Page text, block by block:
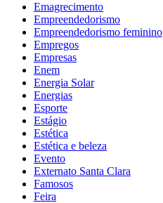
Emagrecimento
Empreendedorismo
Empreendedorismo feminino
Empregos
Empresas
Enem
Energia Solar
Energias
Esporte
Estágio
Estética
Estética e beleza
Evento
Externato Santa Clara
Famosos
Feira